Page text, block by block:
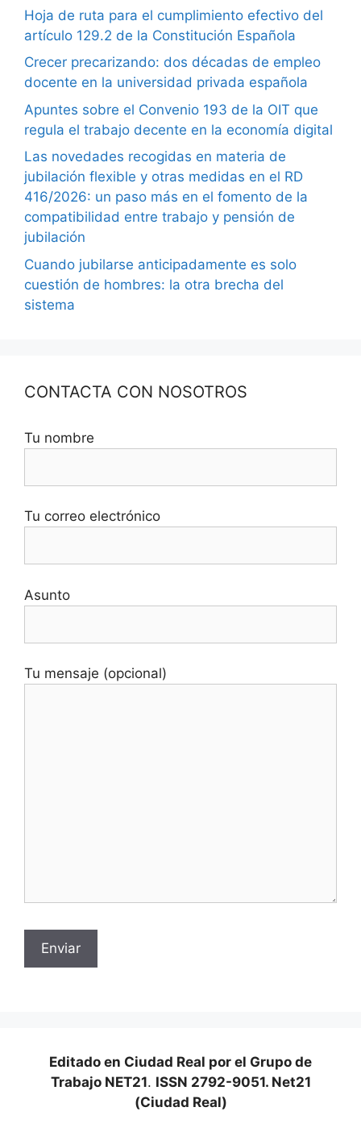
Hoja de ruta para el cumplimiento efectivo del
artículo 129.2 de la Constitución Española
Crecer precarizando: dos décadas de empleo
docente en la universidad privada española
Apuntes sobre el Convenio 193 de la OIT que
regula el trabajo decente en la economía digital
Las novedades recogidas en materia de
jubilación flexible y otras medidas en el RD
416/2026: un paso más en el fomento de la
compatibilidad entre trabajo y pensión de
jubilación
Cuando jubilarse anticipadamente es solo
cuestión de hombres: la otra brecha del
sistema
CONTACTA CON NOSOTROS
Tu nombre
Tu correo electrónico
Asunto
Tu mensaje (opcional)
Editado en Ciudad Real por el Grupo de
Trabajo NET21. ISSN 2792-9051. Net21
(Ciudad Real)